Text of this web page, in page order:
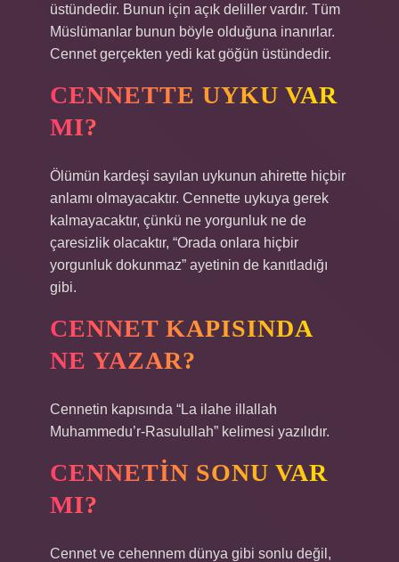
üstündedir. Bunun için açık deliller vardır. Tüm
Müslümanlar bunun böyle olduğuna inanırlar.
Cennet gerçekten yedi kat göğün üstündedir.
CENNETTE UYKU VAR
MI?
Ölümün kardeşi sayılan uykunun ahirette hiçbir
anlamı olmayacaktır. Cennette uykuya gerek
kalmayacaktır, çünkü ne yorgunluk ne de
çaresizlik olacaktır, “Orada onlara hiçbir
yorgunluk dokunmaz” ayetinin de kanıtladığı
gibi.
CENNET KAPISINDA
NE YAZAR?
Cennetin kapısında “La ilahe illallah
Muhammedu’r-Rasulullah” kelimesi yazılıdır.
CENNETIN SONU VAR
MI?
Cennet ve cehennem dünya gibi sonlu değil,